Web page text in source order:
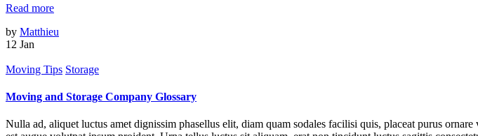
Read more
by Matthieu
12 Jan
Moving Tips Storage
Moving and Storage Company Glossary
Nulla ad, aliquet luctus amet dignissim phasellus elit, diam quam sodales facilisi quis, placeat purus